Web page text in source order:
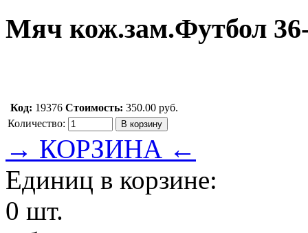
Мяч кож.зам.Футбол 36-
Код: 19376 Стоимость: 350.00 руб.
Количество:
→ КОРЗИНА ←
Единиц в корзине:
0 шт.